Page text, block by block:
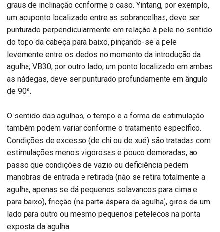
graus de inclinação conforme o caso. Yintang, por exemplo,
um acuponto localizado entre as sobrancelhas, deve ser
punturado perpendicularmente em relação à pele no sentido
do topo da cabeça para baixo, pinçando-se a pele
levemente entre os dedos no momento da introdução da
agulha; VB30, por outro lado, um ponto localizado em ambas
as nádegas, deve ser punturado profundamente em ângulo
de 90º.
O sentido das agulhas, o tempo e a forma de estimulação
também podem variar conforme o tratamento específico.
Condições de excesso (de chi ou de xué) são tratadas com
estimulações menos vigorosas e pouco demoradas, ao
passo que condições de vazio ou deficiência pedem
manobras de entrada e retirada (não se retira totalmente a
agulha, apenas se dá pequenos solavancos para cima e
para baixo), fricção (na parte áspera da agulha), giros de um
lado para outro ou mesmo pequenos petelecos na ponta
exposta da agulha.